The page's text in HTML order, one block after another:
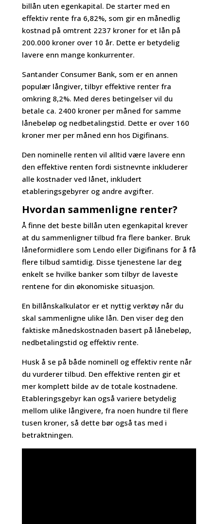
billån uten egenkapital. De starter med en
effektiv rente fra 6,82%, som gir en månedlig
kostnad på omtrent 2237 kroner for et lån på
200.000 kroner over 10 år. Dette er betydelig
lavere enn mange konkurrenter.
Santander Consumer Bank, som er en annen
populær långiver, tilbyr effektive renter fra
omkring 8,2%. Med deres betingelser vil du
betale ca. 2400 kroner per måned for samme
lånebeløp og nedbetalingstid. Dette er over 160
kroner mer per måned enn hos Digifinans.
Den nominelle renten vil alltid være lavere enn
den effektive renten fordi sistnevnte inkluderer
alle kostnader ved lånet, inkludert
etableringsgebyrer og andre avgifter.
Hvordan sammenligne renter?
Å finne det beste billån uten egenkapital krever
at du sammenligner tilbud fra flere banker. Bruk
låneformidlere som Lendo eller Digifinans for å få
flere tilbud samtidig. Disse tjenestene lar deg
enkelt se hvilke banker som tilbyr de laveste
rentene for din økonomiske situasjon.
En billånskalkulator er et nyttig verktøy når du
skal sammenligne ulike lån. Den viser deg den
faktiske månedskostnaden basert på lånebeløp,
nedbetalingstid og effektiv rente.
Husk å se på både nominell og effektiv rente når
du vurderer tilbud. Den effektive renten gir et
mer komplett bilde av de totale kostnadene.
Etableringsgebyr kan også variere betydelig
mellom ulike långivere, fra noen hundre til flere
tusen kroner, så dette bør også tas med i
betraktningen.